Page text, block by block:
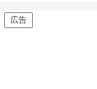
広告